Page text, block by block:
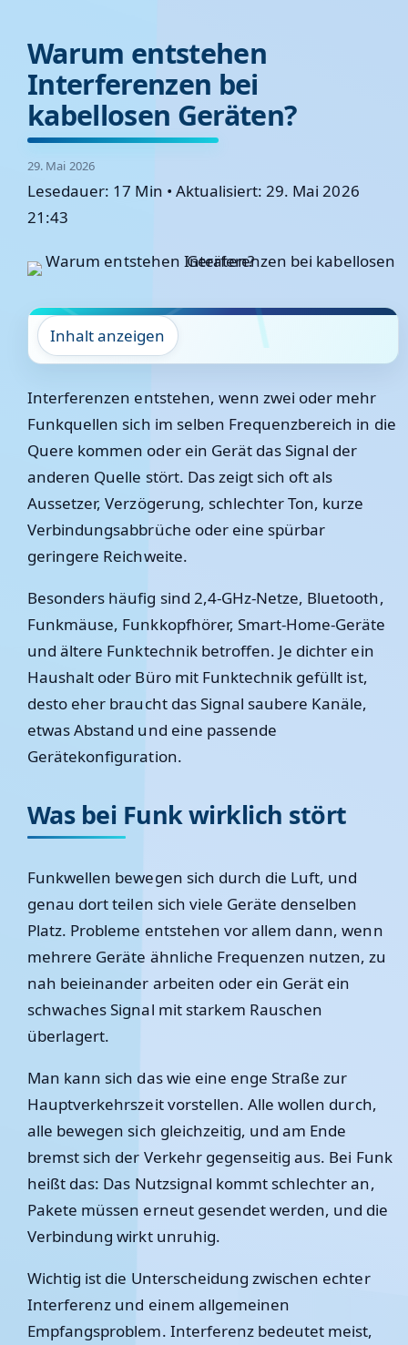
Warum entstehen
Interferenzen bei
kabellosen Geräten?
29. Mai 2026
Lesedauer: 17 Min • Aktualisiert: 29. Mai 2026
21:43
Inhalt anzeigen
Interferenzen entstehen, wenn zwei oder mehr
Funkquellen sich im selben Frequenzbereich in die
Quere kommen oder ein Gerät das Signal der
anderen Quelle stört. Das zeigt sich oft als
Aussetzer, Verzögerung, schlechter Ton, kurze
Verbindungsabbrüche oder eine spürbar
geringere Reichweite.
Besonders häufig sind 2,4-GHz-Netze, Bluetooth,
Funkmäuse, Funkkopfhörer, Smart-Home-Geräte
und ältere Funktechnik betroffen. Je dichter ein
Haushalt oder Büro mit Funktechnik gefüllt ist,
desto eher braucht das Signal saubere Kanäle,
etwas Abstand und eine passende
Gerätekonfiguration.
Was bei Funk wirklich stört
Funkwellen bewegen sich durch die Luft, und
genau dort teilen sich viele Geräte denselben
Platz. Probleme entstehen vor allem dann, wenn
mehrere Geräte ähnliche Frequenzen nutzen, zu
nah beieinander arbeiten oder ein Gerät ein
schwaches Signal mit starkem Rauschen
überlagert.
Man kann sich das wie eine enge Straße zur
Hauptverkehrszeit vorstellen. Alle wollen durch,
alle bewegen sich gleichzeitig, und am Ende
bremst sich der Verkehr gegenseitig aus. Bei Funk
heißt das: Das Nutzsignal kommt schlechter an,
Pakete müssen erneut gesendet werden, und die
Verbindung wirkt unruhig.
Wichtig ist die Unterscheidung zwischen echter
Interferenz und einem allgemeinen
Empfangsproblem. Interferenz bedeutet meist,